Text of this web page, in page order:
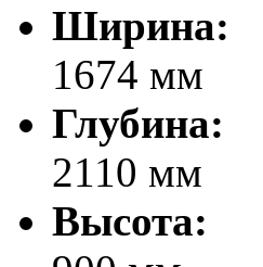
Ширина:
1674 мм
Глубина:
2110 мм
Высота: